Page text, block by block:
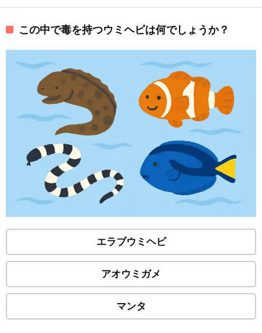
この中で毒を持つウミヘビは何でしょうか？
エラブウミヘビ
アオウミガメ
マンタ